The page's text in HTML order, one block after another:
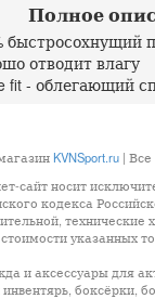
Полное
быстросохнущий
отводит влагу
fit - облегающий
KVNSport.ru |
сайт носит
кодекса
технические
указанных
и аксессуары для
боксёрки,